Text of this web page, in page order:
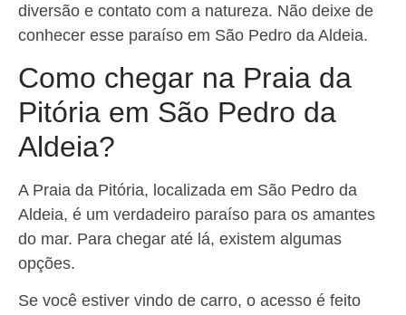
diversão e contato com a natureza. Não deixe de
conhecer esse paraíso em São Pedro da Aldeia.
Como chegar na Praia da
Pitória em São Pedro da
Aldeia?
A Praia da Pitória, localizada em São Pedro da
Aldeia, é um verdadeiro paraíso para os amantes
do mar. Para chegar até lá, existem algumas
opções.
Se você estiver vindo de carro, o acesso é feito